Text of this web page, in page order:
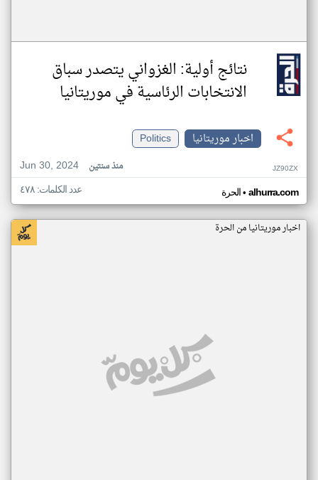
نتائج أولية: الغزواني يتصدر سباق
الانتخابات الرئاسية في موريتانيا
اخبار موريتانيا
Politics
Jun 30, 2024
منذ سنتين JZ90ZX
الحرة• alhurra.com عدد الكلمات: ٤٧٨
اخبار موريتانيا من الحرة